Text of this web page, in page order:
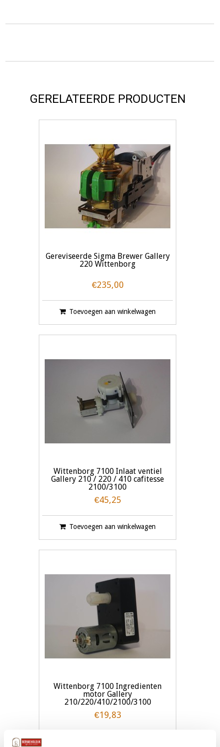
GERELATEERDE PRODUCTEN
Gereviseerde Sigma Brewer Gallery
220 Wittenborg
€235,00
Toevoegen aan winkelwagen
Wittenborg 7100 Inlaat ventiel
Gallery 210 / 220 / 410 cafitesse
2100/3100
€45,25
Toevoegen aan winkelwagen
Wittenborg 7100 Ingredienten
motor Gallery
210/220/410/2100/3100
€19,83